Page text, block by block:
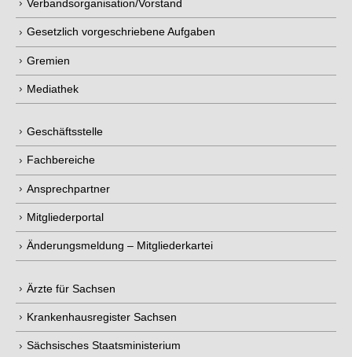
Verbandsorganisation/Vorstand
Gesetzlich vorgeschriebene Aufgaben
Gremien
Mediathek
Geschäftsstelle
Fachbereiche
Ansprechpartner
Mitgliederportal
Änderungsmeldung – Mitgliederkartei
Ärzte für Sachsen
Krankenhausregister Sachsen
Sächsisches Staatsministerium